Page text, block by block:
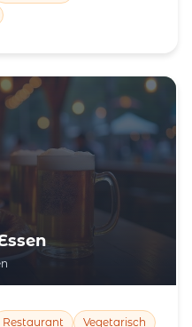
Restaurant
Vegetarisch